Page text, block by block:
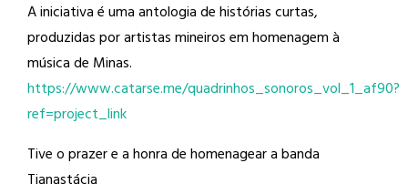
A iniciativa é uma antologia de histórias curtas,
produzidas por artistas mineiros em homenagem à
música de Minas.
https://www.catarse.me/quadrinhos_sonoros_vol_1_af90?
ref=project_link
Tive o prazer e a honra de homenagear a banda
Tianastácia